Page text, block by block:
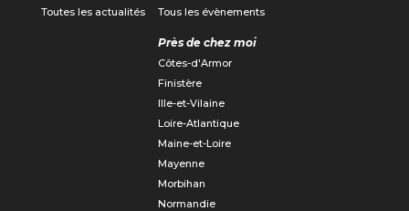
Toutes les actualités Tous les évènements
Près de chez moi
Côtes-d'Armor
Finistère
Ille-et-Vilaine
Loire-Atlantique
Maine-et-Loire
Mayenne
Morbihan
Normandie